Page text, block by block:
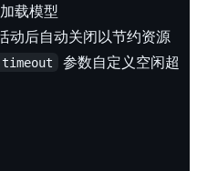
载模型
动后自动关闭以节约资源
参数自定义空闲超